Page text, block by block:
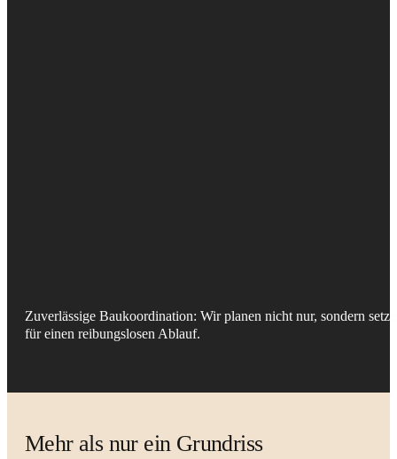
Zuverlässige Baukoordination: Wir planen nicht nur, sondern
für einen reibungslosen Ablauf.
Mehr als nur ein Grundriss